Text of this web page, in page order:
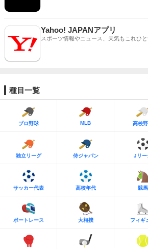
Yahoo! JAPANアプリ
スポーツ情報やニュース、天気もこれひ
種目一覧
プロ野球 MLB 高校
独立リーグ 侍ジャパン Jリー
サッカー代表 高校年代 競馬
ボートレース 大相撲 フィギ